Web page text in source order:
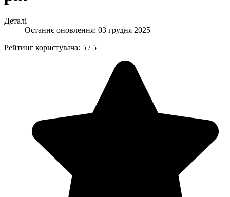
Деталі
Останнє оновлення: 03 грудня 2025
Рейтинг користувача: 5 / 5